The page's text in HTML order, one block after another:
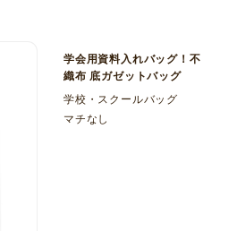
学会用資料入れバッグ！不
織布 底ガゼットバッグ
学校・スクールバッグ
マチなし